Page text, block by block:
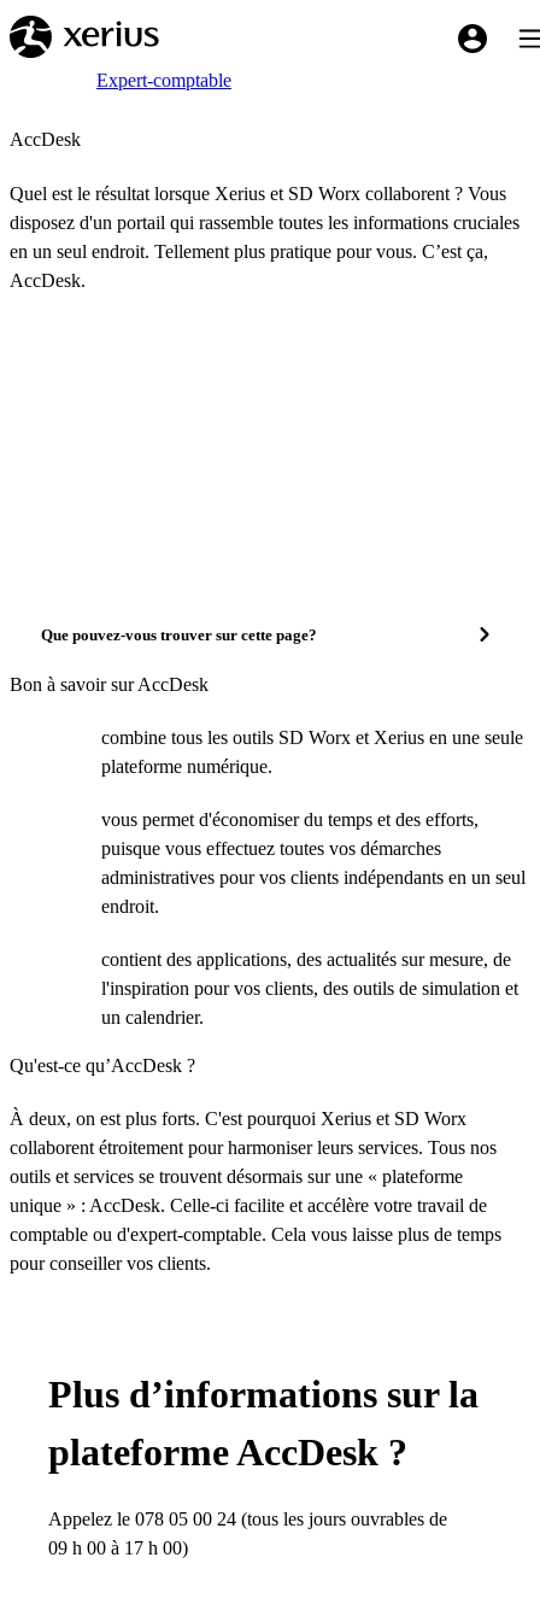
Sauter au contenu principal
My
Breadcrumb
AccueilExpert-comptable
AccDesk
Quel est le résultat lorsque Xerius et SD Worx collaborent ? Vous
disposez d'un portail qui rassemble toutes les informations cruciales
en un seul endroit. Tellement plus pratique pour vous. C’est ça,
AccDesk.
Que pouvez-vous trouver sur cette page?
Bon à savoir sur AccDesk
combine tous les outils SD Worx et Xerius en une seule
plateforme numérique.
vous permet d'économiser du temps et des efforts,
puisque vous effectuez toutes vos démarches
administratives pour vos clients indépendants en un seul
endroit.
contient des applications, des actualités sur mesure, de
l'inspiration pour vos clients, des outils de simulation et
un calendrier.
Qu'est-ce qu’AccDesk ?
À deux, on est plus forts. C'est pourquoi Xerius et SD Worx
collaborent étroitement pour harmoniser leurs services. Tous nos
outils et services se trouvent désormais sur une « plateforme
unique » : AccDesk. Celle-ci facilite et accélère votre travail de
comptable ou d'expert-comptable. Cela vous laisse plus de temps
pour conseiller vos clients.
Plus d’informations sur la
plateforme AccDesk ?
Appelez le 078 05 00 24 (tous les jours ouvrables de
09 h 00 à 17 h 00)